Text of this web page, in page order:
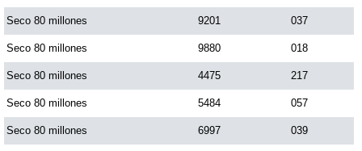
Seco 80 millones 9201 037
Seco 80 millones 9880 018
Seco 80 millones 4475 217
Seco 80 millones 5484 057
Seco 80 millones 6997 039